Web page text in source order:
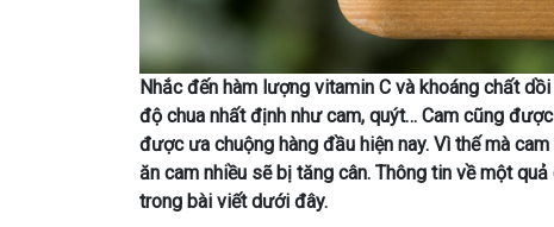
Nhắc đến hàm lượng vitamin C và khoáng chất
độ chua nhất định như cam, quýt… Cam cũng
được ưa chuộng hàng đầu hiện nay. Vì thế mà
ăn cam nhiều sẽ bị tăng cân. Thông tin về một
trong bài viết dưới đây.